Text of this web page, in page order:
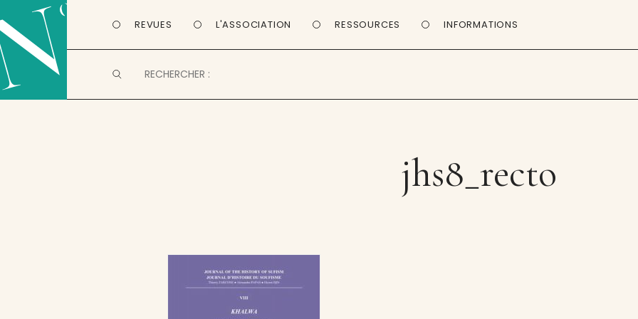
REVUES L'ASSOCIATION RESSOURCES INFORMATIONS
jhs8_recto